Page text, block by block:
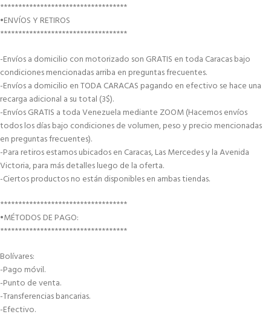
***********************************
•ENVÍOS Y RETIROS
***********************************
-Envíos a domicilio con motorizado son GRATIS en toda Caracas bajo
condiciones mencionadas arriba en preguntas frecuentes.
-Envíos a domicilio en TODA CARACAS pagando en efectivo se hace una
recarga adicional a su total (3$).
-Envíos GRATIS a toda Venezuela mediante ZOOM (Hacemos envíos
todos los días bajo condiciones de volumen, peso y precio mencionadas
en preguntas frecuentes).
-Para retiros estamos ubicados en Caracas, Las Mercedes y la Avenida
Victoria, para más detalles luego de la oferta.
-Ciertos productos no están disponibles en ambas tiendas.
***********************************
•MÉTODOS DE PAGO:
***********************************
Bolívares:
-Pago móvil.
-Punto de venta.
-Transferencias bancarias.
-Efectivo.